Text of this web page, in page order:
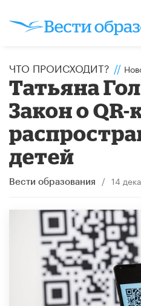
ЧТО ПРОИСХОДИТ? //
Татьяна
Закон о QR-
детей
Вести образования / 14